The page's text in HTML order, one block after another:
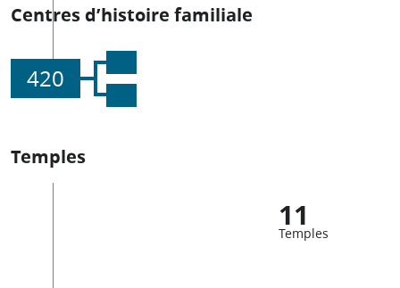
Centres d’histoire familiale
420
Temples
11
Temples